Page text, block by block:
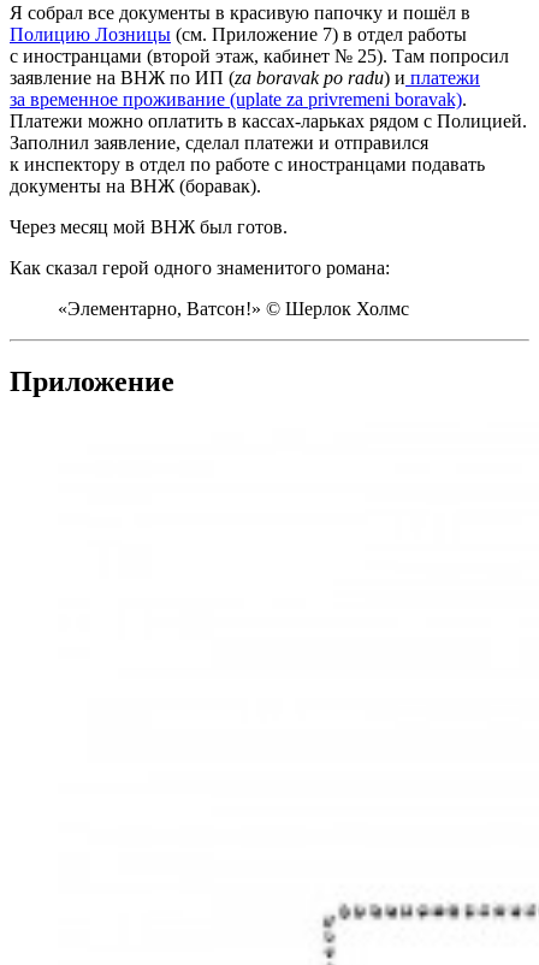
Я собрал все документы в красивую папочку и пошёл в
Полицию Лозницы (см. Приложение 7) в отдел работы
с иностранцами (второй этаж, кабинет № 25). Там попросил
заявление на ВНЖ по ИП (za boravak po radu) и платежи
за временное проживание (uplate za privremeni boravak).
Платежи можно оплатить в касcах‑ларьках рядом с Полицией.
Заполнил заявление, сделал платежи и отправился
к инспектору в отдел по работе с иностранцами подавать
документы на ВНЖ (боравак).
Через месяц мой ВНЖ был готов.
Как сказал герой одного знаменитого романа:
«Элементарно, Ватсон!» © Шерлок Холмс
Приложение